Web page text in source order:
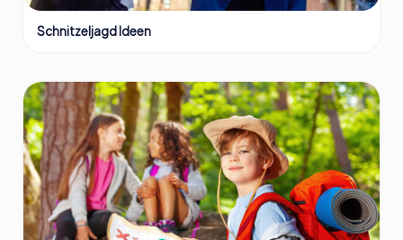
Schnitzeljagd Ideen